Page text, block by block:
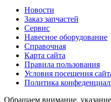
Новости
Заказ запчастей
Сервис
Навесное оборудование
Справочная
Карта сайта
Правила пользования
Условия посещения
Политика
Обращаем внимание,